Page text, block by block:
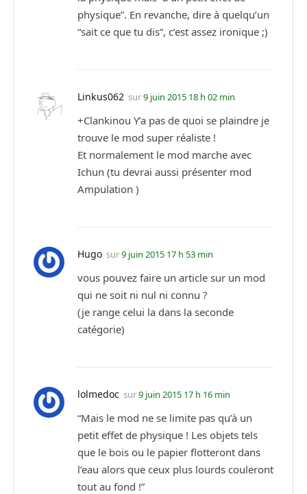
physique”. En revanche, dire à quelqu’un
“sait ce que tu dis”, c’est assez ironique ;)
Linkus062 sur9 juin 2015 18 h 02 min
+Clankinou Y’a pas de quoi se plaindre je
trouve le mod super réaliste !
Et normalement le mod marche avec
Ichun (tu devrai aussi présenter mod
Ampulation )
Hugo sur9 juin 2015 17 h 53 min
vous pouvez faire un article sur un mod
qui ne soit ni nul ni connu ?
(je range celui la dans la seconde
catégorie)
lolmedoc sur9 juin 2015 17 h 16 min
“Mais le mod ne se limite pas qu’à un
petit effet de physique ! Les objets tels
que le bois ou le papier flotteront dans
l’eau alors que ceux plus lourds couleront
tout au fond !”